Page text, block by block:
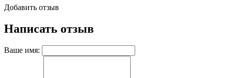
Добавить отзыв
Написать отзыв
Ваше имя: